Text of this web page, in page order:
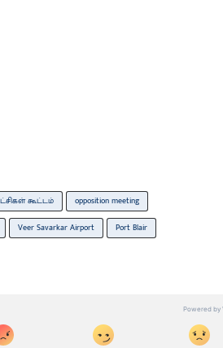
கூட்டம் opposition meeting
Veer Savarkar Airport Port Blair